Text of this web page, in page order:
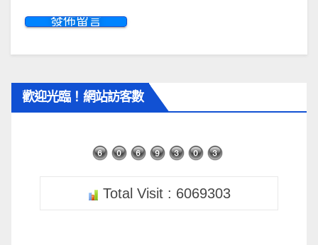
歡迎光臨！網站訪客數
Total Visit : 6069303